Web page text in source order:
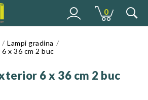
0
Lampi gradina
x 36 cm 2 buc
6 x 36 cm 2 buc